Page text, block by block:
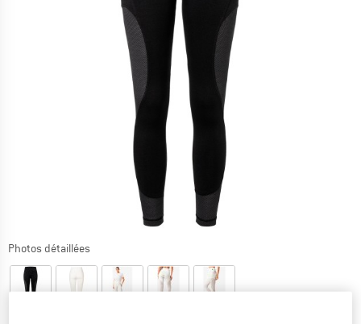
Photos détaillées